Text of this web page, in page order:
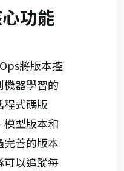
功能
將版本控
機器學習的
程式碼版
型版本和
完善的版本
可以追蹤每